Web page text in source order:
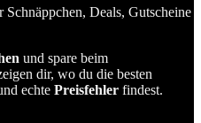
Deals, Gutscheine
und spare beim
dir, wo du die besten
echte Preisfehler findest.